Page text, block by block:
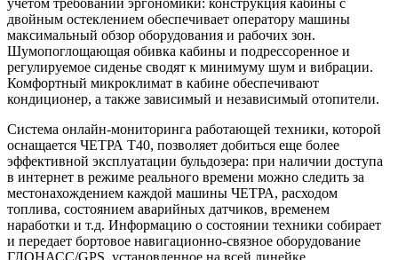
двойным остеклением обеспечивает оператору машины
максимальный обзор оборудования и рабочих зон.
Шумопоглощающая обивка кабины и подрессоренное и
регулируемое сиденье сводят к минимуму шум и вибрации.
Комфортный микроклимат в кабине обеспечивают
кондиционер, а также зависимый и независимый отопители.
Система онлайн-мониторинга работающей техники, которой
оснащается ЧЕТРА Т40, позволяет добиться еще более
эффективной эксплуатации бульдозера: при наличии доступа
в интернет в режиме реального времени можно следить за
местонахождением каждой машины ЧЕТРА, расходом
топлива, состоянием аварийных датчиков, временем
наработки и т.д. Информацию о состоянии техники собирает
и передает бортовое навигационно-связное оборудование
ГЛОНАСС/GPS, установленное на всей линейке